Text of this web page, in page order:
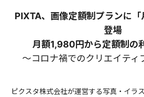
PIXTA、画像定額制プランに
登場
月額1,980円から定額制の
〜コロナ禍でのクリエイティ
ピクスタ株式会社が運営する写真・イラ